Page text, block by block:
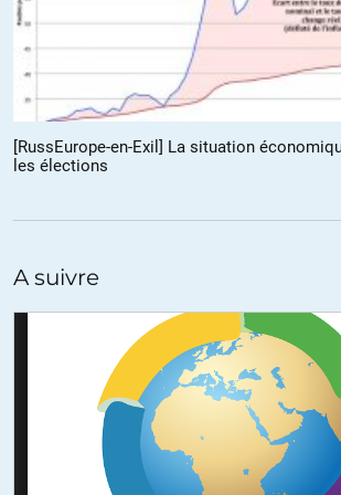
Hollande au lendemain de la fuite du président
https://www.youtube.com/
ALERTER
Chris
refusant aux Syriens établis en France et en
présidentielles de 2014 !
https://www.algerie1.com/actualite/la-syrie-
france-du-vote-a-son-ambassade-pour-la-
http://premium.lefigaro.fr/flash-actu/2014/
20140512FILWWW00308-syrie-paris-et-
leurs-ambassades.php
Les bombes démocratiques et humanitaires
[RussEurope-en-Exil] La situation
les élections
A suivre